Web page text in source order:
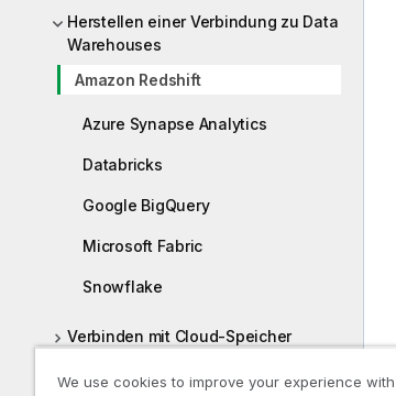
Herstellen einer Verbindung zu Data
Warehouses
Amazon Redshift
Azure Synapse Analytics
Databricks
Google BigQuery
Microsoft Fabric
Snowflake
Verbinden mit Cloud-Speicher
Verbinden mit Datenbanken
We use cookies to improve your experience